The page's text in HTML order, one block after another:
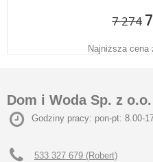
7 274
Najniższa cena
Dom i Woda Sp. z o.o.
Godziny pracy: pon-pt: 8.00-
533 327 679 (Robert)